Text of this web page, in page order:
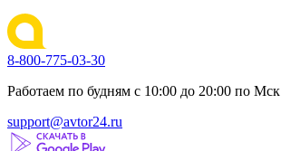
8-800-775-03-30
Работаем по будням с 10:00 до 20:00 по Мск
support@avtor24.ru